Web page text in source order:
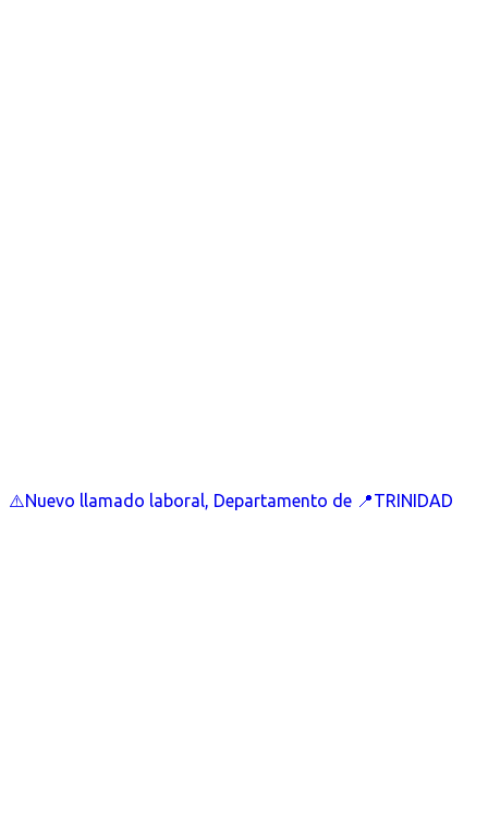
⚠️Nuevo llamado laboral, Departamento de 📍TRINIDAD